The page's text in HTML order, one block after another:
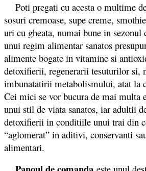
Poti pregati cu acesta o multime
sosuri cremoase, supe creme,
uri cu gheata, numai bune in sezonul
unui regim alimentar sanatos
alimente bogate in vitamine si
detoxifierii, regenerarii tesuturilor si,
imbunatatirii metabolismului, atat la
Cei mici se vor bucura de mai multa
unui stil de viata sanatos, iar adultii
detoxifierii in conditiile unui trai din
“aglomerat” in aditivi, conservanti
alimentari.